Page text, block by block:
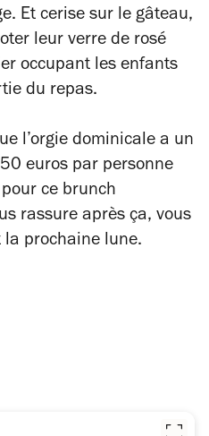
Et cerise sur le gâteau,
leur verre de rosé
occupant les enfants
du repas.
l’orgie dominicale a un
euros par personne
ce brunch
rassure après ça, vous
la prochaine lune.